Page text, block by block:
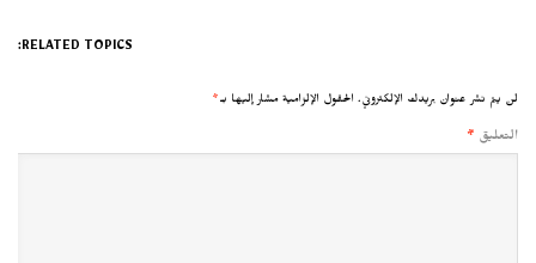
RELATED TOPICS:
لن يتم نشر عنوان بريدك الإلكتروني. الحقول الإلزامية مشار إليها بـ*
التعليق *